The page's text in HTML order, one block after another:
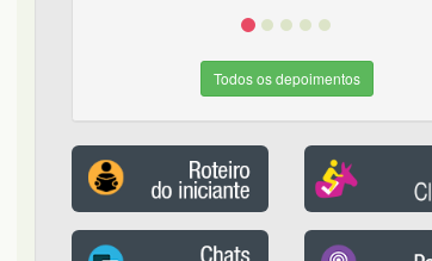
Todos os depoimentos